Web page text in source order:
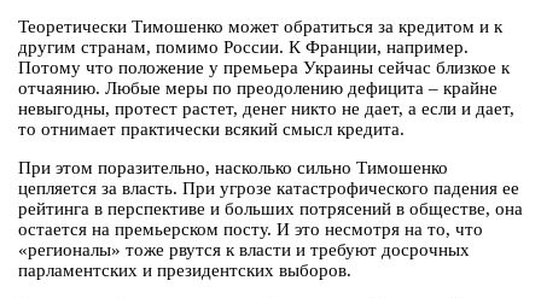
Теоретически Тимошенко может обратиться за кредитом и к
другим странам, помимо России. К Франции, например.
Потому что положение у премьера Украины сейчас близкое к
отчаянию. Любые меры по преодолению дефицита – крайне
невыгодны, протест растет, денег никто не дает, а если и дает,
то отнимает практически всякий смысл кредита.
При этом поразительно, насколько сильно Тимошенко
цепляется за власть. При угрозе катастрофического падения ее
рейтинга в перспективе и больших потрясений в обществе, она
остается на премьерском посту. И это несмотря на то, что
«регионалы» тоже рвутся к власти и требуют досрочных
парламентских и президентских выборов.